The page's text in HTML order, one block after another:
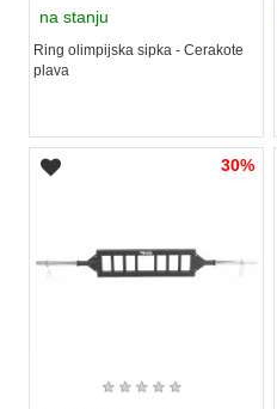
na stanju
Ring olimpijska sipka - Cerakote
plava
30%
★ ★ ★ ★ ★